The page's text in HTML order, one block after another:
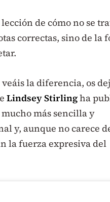
de cómo no se
correctas, sino de la
la diferencia, os
Lindsey Stirlingha
más sencilla y
y, aunque no carece
la fuerza expresiva del